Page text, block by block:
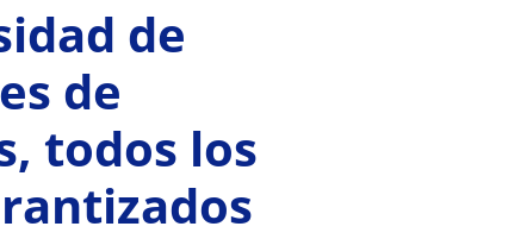
de
de
todos los